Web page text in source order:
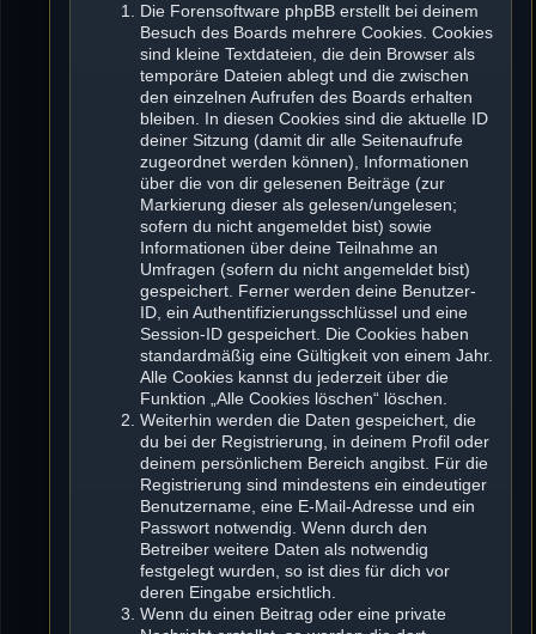
Die Forensoftware phpBB erstellt bei deinem
Besuch des Boards mehrere Cookies. Cookies
sind kleine Textdateien, die dein Browser als
temporäre Dateien ablegt und die zwischen
den einzelnen Aufrufen des Boards erhalten
bleiben. In diesen Cookies sind die aktuelle ID
deiner Sitzung (damit dir alle Seitenaufrufe
zugeordnet werden können), Informationen
über die von dir gelesenen Beiträge (zur
Markierung dieser als gelesen/ungelesen;
sofern du nicht angemeldet bist) sowie
Informationen über deine Teilnahme an
Umfragen (sofern du nicht angemeldet bist)
gespeichert. Ferner werden deine Benutzer-
ID, ein Authentifizierungsschlüssel und eine
Session-ID gespeichert. Die Cookies haben
standardmäßig eine Gültigkeit von einem Jahr.
Alle Cookies kannst du jederzeit über die
Funktion „Alle Cookies löschen“ löschen.
Weiterhin werden die Daten gespeichert, die
du bei der Registrierung, in deinem Profil oder
deinem persönlichem Bereich angibst. Für die
Registrierung sind mindestens ein eindeutiger
Benutzername, eine E-Mail-Adresse und ein
Passwort notwendig. Wenn durch den
Betreiber weitere Daten als notwendig
festgelegt wurden, so ist dies für dich vor
deren Eingabe ersichtlich.
Wenn du einen Beitrag oder eine private